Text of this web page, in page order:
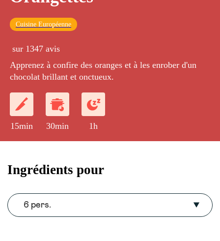
Cuisine Européenne
sur 1347 avis
Apprenez à confire des oranges et à les enrober d'un
chocolat brillant et onctueux.
15min 30min 1h
Ingrédients pour
6 pers.